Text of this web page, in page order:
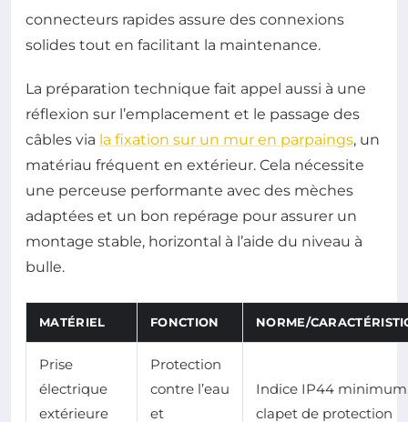
connecteurs rapides assure des connexions
solides tout en facilitant la maintenance.
La préparation technique fait appel aussi à une
réflexion sur l’emplacement et le passage des
câbles via la fixation sur un mur en parpaings, un
matériau fréquent en extérieur. Cela nécessite
une perceuse performante avec des mèches
adaptées et un bon repérage pour assurer un
montage stable, horizontal à l’aide du niveau à
bulle.
MATÉRIEL FONCTION NORME/
Prise
électrique
extérieure
Protection
contre l’eau
et
Indice IP44
clapet de protection